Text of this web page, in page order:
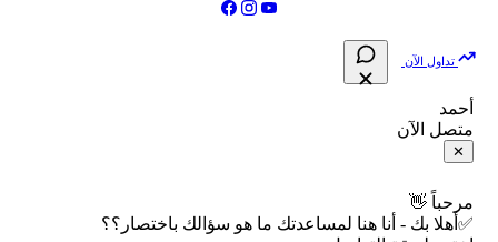
فحص الأسهم الأمريكية الشرعي
📋 جميع الأسهم
📈 حاسبة عائد التداول
📊 حاسبة الربح التراكمي
🧮 حاسبة متوسط سعر السهم
📅 المؤشرات الاقتصادية
سياسة تقييم الشركات
الإبلاغ عن شركة نصابة
شروط الاستخدام
تداول الآن
أحمد
متصل الآن
✕
مرحباً 👋
✅أهلا بك - أنا هنا لمساعدتك ما هو سؤالك باختصار؟؟